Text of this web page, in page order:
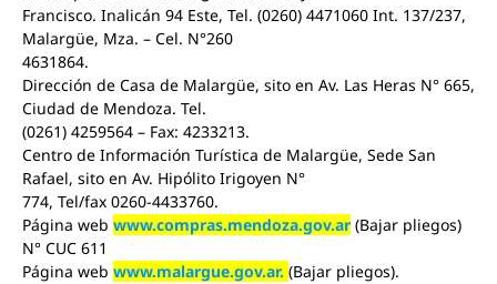
Francisco. Inalicán 94 Este, Tel. (0260) 4471060 Int. 137/237,
Malargüe, Mza. – Cel. N°260
4631864.
Dirección de Casa de Malargüe, sito en Av. Las Heras N° 665,
Ciudad de Mendoza. Tel.
(0261) 4259564 – Fax: 4233213.
Centro de Información Turística de Malargüe, Sede San
Rafael, sito en Av. Hipólito Irigoyen N°
774, Tel/fax 0260-4433760.
Página web www.compras.mendoza.gov.ar (Bajar pliegos)
N° CUC 611
Página web www.malargue.gov.ar. (Bajar pliegos).